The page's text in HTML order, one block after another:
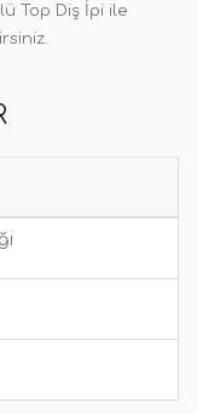
Top Diş İpi ile